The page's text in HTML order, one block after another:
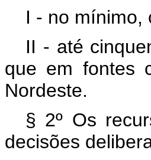
I - no mínimo,
II - até
que em fontes
Nordeste.
§ 2º Os
decisões